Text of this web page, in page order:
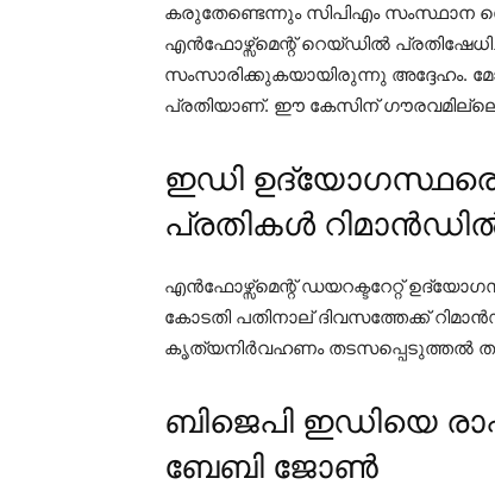
കരുതേണ്ടെന്നും സിപിഎം സംസ്ഥാന
എന്‍ഫോഴ്സ്മെന്റ് റെയ്ഡില്‍
സംസാരിക്കുകയായിരുന്നു അദ്ദേഹം.
പ്രതിയാണ്. ഈ കേസിന്
ഇഡി
പ്രതികൾ
എന്‍ഫോഴ്സ്മെന്റ് ഡയറക്ടറേറ്റ്
കോടതി പതിനാല് ദിവസത്തേക്ക്
കൃത്യനിര്‍വഹണം തടസപ്പെടുത്തല്‍
ബിജെപി ഇഡിയെ
ബേബി ജോൺ